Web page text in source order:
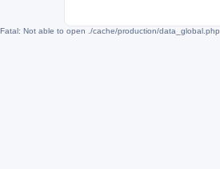
Fatal: Not able to open ./cache/production/data_global.php